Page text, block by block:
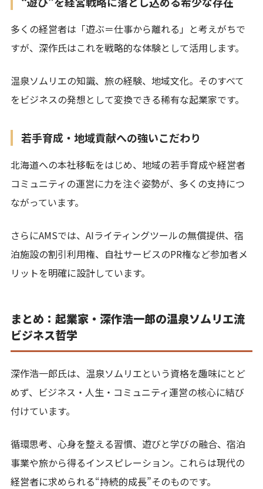
多くの経営者は「遊ぶ＝仕事から離れる」と考えがちで
すが、深作氏はこれを戦略的な体験として活用します。
温泉ソムリエの知識、旅の経験、地域文化。そのすべて
をビジネスの発想として変換できる稀有な起業家です。
若手育成・地域貢献への強いこだわり
北海道への本社移転をはじめ、地域の若手育成や経営者
コミュニティの運営に力を注ぐ姿勢が、多くの支持につ
ながっています。
さらにAMSでは、AIライティングツールの無償提供、宿
泊施設の割引利用権、自社サービスのPR権など参加者メ
リットを明確に設計しています。
まとめ：起業家・深作浩一郎の温泉ソムリエ流
ビジネス哲学
深作浩一郎氏は、温泉ソムリエという資格を趣味にとど
めず、ビジネス・人生・コミュニティ運営の核心に結び
付けています。
循環思考、心身を整える習慣、遊びと学びの融合、宿泊
事業や旅から得るインスピレーション。これらは現代の
経営者に求められる“持続的成長”そのものです。